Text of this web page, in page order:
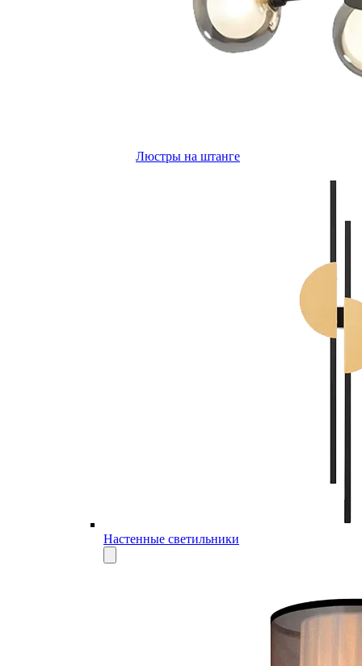
Люстры на штанге
Настенные светильники